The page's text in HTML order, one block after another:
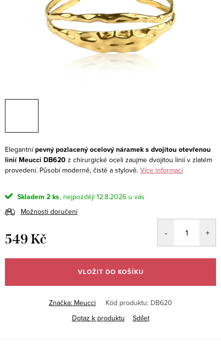
Elegantnípevný pozlacený ocelový náramek s dvojitou otevřenou
linií Meucci DB620 z chirurgické oceli zaujme dvojitou linií v zlatém
provedení. Působí moderně, čistě a stylově. Více informací
Skladem 2 ks
12.8.2026
Možnosti doručení
549 Kč
cena:
VLOŽIT DO KOŠÍKU
Značka: Meucci Kód produktu: DB620
Dotaz k produktu
Sdílet